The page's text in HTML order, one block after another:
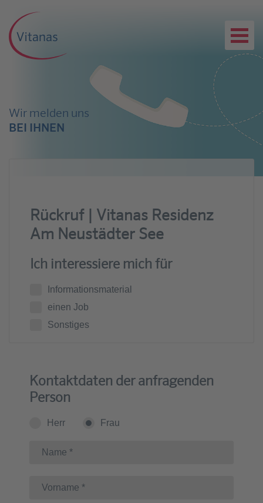
Wir melden uns
BEI IHNEN
Rückruf | Vitanas Residenz
Am Neustädter See
Ich interessiere mich für
Informationsmaterial
einen Job
Sonstiges
Kontaktdaten der anfragenden
Person
Herr Frau